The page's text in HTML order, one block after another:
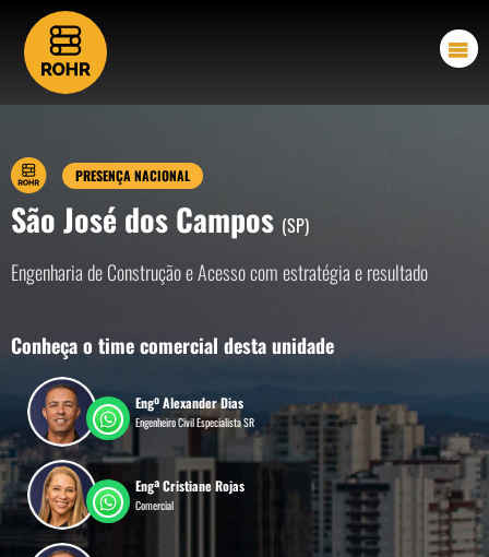
PRESENÇA NACIONAL
São José dos Campos (SP)
Engenharia de Construção e Acesso com estratégia e resultado
Conheça o time comercial desta unidade
Engº Alexander Dias
Engenheiro Civil Especialista SR
Engª Cristiane Rojas
Comercial